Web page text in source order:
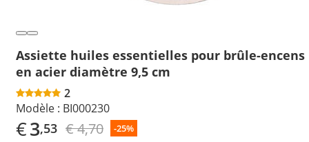
Assiette huiles essentielles pour brûle-encens
en acier diamètre 9,5 cm
2
Modèle : BI000230
€3,53 € 4,70 -25%